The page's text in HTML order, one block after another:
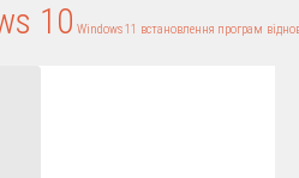
10 Windows 11 встановлення програм